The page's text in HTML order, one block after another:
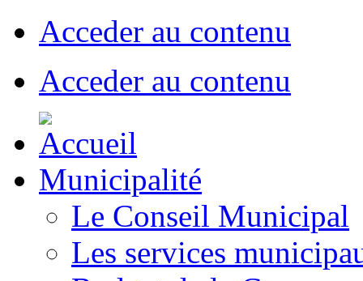
Acceder au contenu
Acceder au contenu
Municipalité
Le Conseil Municipal
Les services